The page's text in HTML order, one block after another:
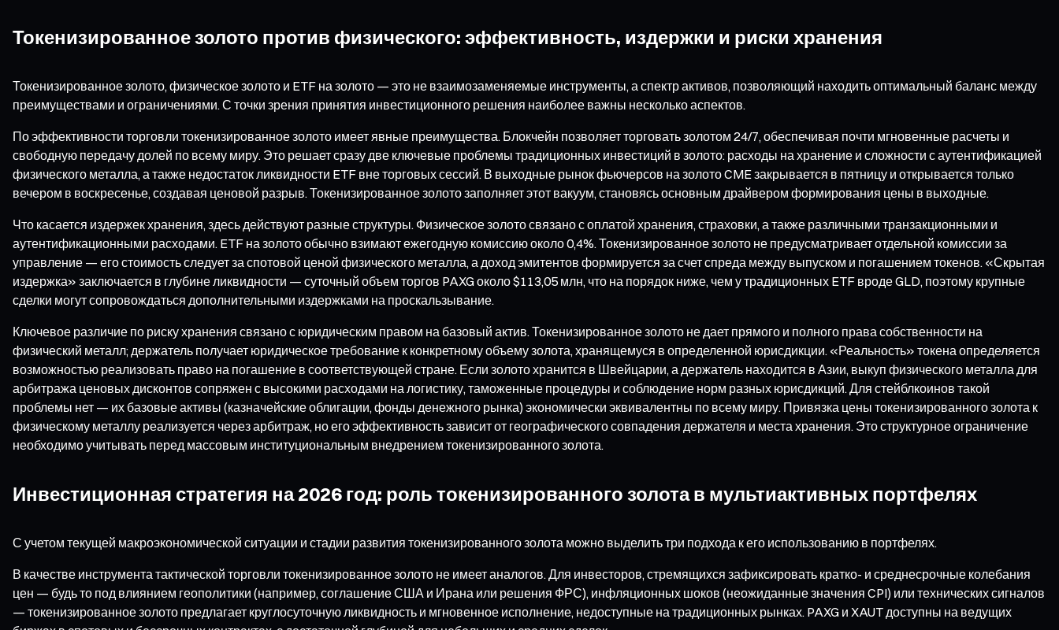
Токенизированное золото против физического: эффективность, издержки и риски хранения
Токенизированное золото, физическое золото и ETF на золото — это не взаимозаменяемые инструменты, а спектр активов, позволяющий находить оптимальный баланс между
преимуществами и ограничениями. С точки зрения принятия инвестиционного решения наиболее важны несколько аспектов.
По эффективности торговли токенизированное золото имеет явные преимущества. Блокчейн позволяет торговать золотом 24/7, обеспечивая почти мгновенные расчеты и
свободную передачу долей по всему миру. Это решает сразу две ключевые проблемы традиционных инвестиций в золото: расходы на хранение и сложности с аутентификацией
физического металла, а также недостаток ликвидности ETF вне торговых сессий. В выходные рынок фьючерсов на золото CME закрывается в пятницу и открывается только
вечером в воскресенье, создавая ценовой разрыв. Токенизированное золото заполняет этот вакуум, становясь основным драйвером формирования цены в выходные.
Что касается издержек хранения, здесь действуют разные структуры. Физическое золото связано с оплатой хранения, страховки, а также различными транзакционными и
аутентификационными расходами. ETF на золото обычно взимают ежегодную комиссию около 0,4%. Токенизированное золото не предусматривает отдельной комиссии за
управление — его стоимость следует за спотовой ценой физического металла, а доход эмитентов формируется за счет спреда между выпуском и погашением токенов. «Скрытая
издержка» заключается в глубине ликвидности — суточный объем торгов PAXG около $113,05 млн, что на порядок ниже, чем у традиционных ETF вроде GLD, поэтому крупные
сделки могут сопровождаться дополнительными издержками на проскальзывание.
Ключевое различие по риску хранения связано с юридическим правом на базовый актив. Токенизированное золото не дает прямого и полного права собственности на
физический металл; держатель получает юридическое требование к конкретному объему золота, хранящемуся в определенной юрисдикции. «Реальность» токена определяется
возможностью реализовать право на погашение в соответствующей стране. Если золото хранится в Швейцарии, а держатель находится в Азии, выкуп физического металла для
арбитража ценовых дисконтов сопряжен с высокими расходами на логистику, таможенные процедуры и соблюдение норм разных юрисдикций. Для стейблкоинов такой
проблемы нет — их базовые активы (казначейские облигации, фонды денежного рынка) экономически эквивалентны по всему миру. Привязка цены токенизированного золота к
физическому металлу реализуется через арбитраж, но его эффективность зависит от географического совпадения держателя и места хранения. Это структурное ограничение
необходимо учитывать перед массовым институциональным внедрением токенизированного золота.
Инвестиционная стратегия на 2026 год: роль токенизированного золота в мультиактивных портфелях
С учетом текущей макроэкономической ситуации и стадии развития токенизированного золота можно выделить три подхода к его использованию в портфелях.
В качестве инструмента тактической торговли токенизированное золото не имеет аналогов. Для инвесторов, стремящихся зафиксировать кратко- и среднесрочные колебания
цен — будь то под влиянием геополитики (например, соглашение США и Ирана или решения ФРС), инфляционных шоков (неожиданные значения CPI) или технических сигналов
— токенизированное золото предлагает круглосуточную ликвидность и мгновенное исполнение, недоступные на традиционных рынках. PAXG и XAUT доступны на ведущих